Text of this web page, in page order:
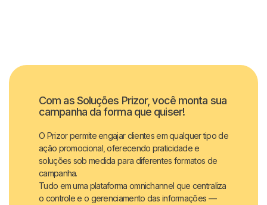
Com as Soluções Prizor, você monta sua
campanha da forma que quiser!
O Prizor permite engajar clientes em qualquer tipo de
ação promocional, oferecendo praticidade e
soluções sob medida para diferentes formatos de
campanha.
Tudo em uma plataforma omnichannel que centraliza
o controle e o gerenciamento das informações —